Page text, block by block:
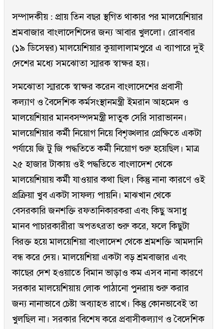
সম্পাদকীয় : প্রায় তিন বছর স্থগিত থাকার পর মালয়েশিয়ার
শ্রমবাজার বাংলাদেশিদের জন্য আবার খুললো। রোববার
(১৯ ডিসেম্বর) মালয়েশিয়ার কুয়ালালামপুরে এ ব্যাপারে দুই
দেশের মধ্যে সমঝোতা স্মারক স্বাক্ষর হয়।
সমঝোতা স্মারকে স্বাক্ষর করেন বাংলাদেশের প্রবাসী
কল্যাণ ও বৈদেশিক কর্মসংস্থানমন্ত্রী ইমরান আহমেদ ও
মালয়েশিয়ার মানবসম্পদমন্ত্রী দাতুক সেরি সারাভানন।
মালয়েশিয়ার কর্মী নিয়োগ নিয়ে বিশৃঙ্খলার প্রেক্ষিতে একটা
পর্যায়ে জি টু জি পদ্ধতিতে কর্মী নিয়োগ শুরু হয়েছিল। মাত্র
২৫ হাজার টাকায় ওই পদ্ধতিতে বাংলাদেশ থেকে
মালয়েশিয়ায় কর্মী যাওয়ার কথা ছিল। কিন্তু নানা কারণে ওই
প্রক্রিয়া খুব একটা সাফল্য পায়নি। মাঝখান থেকে
বেসরকারি জনশক্তি রফতানিকারকরা এবং কিছু অসাধু
মানব পাচারকারীরা অপতৎরতা শুরু করে, ফলে কিছুটা
বিরক্ত হয়ে মালয়েশিয়া বাংলাদেশ থেকে শ্রমশক্তি আমদানি
বন্ধ করে দেয়। মালয়েশিয়া একটা বড় শ্রমবাজার এবং
কাছের দেশ হওয়াতে বিমান ভাড়াও কম এসব নানা কারণে
সরকার মালয়েশিয়ায় লোক পাঠানো পুনরায় শুরু করার
জন্য নানাভাবে চেষ্টা অব্যাহত রাখে। কিন্তু কোনভাবেই তা
খুলছিল না। সরকার বিশেষ করে প্রবাসীকল্যাণ ও বৈদেশিক